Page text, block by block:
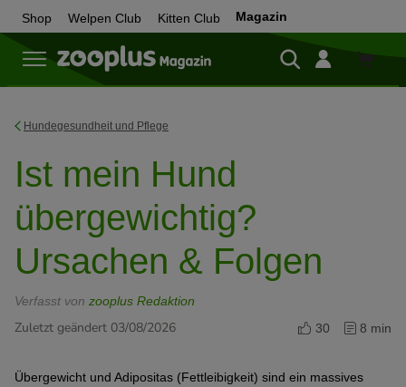
Shop Welpen Club Kitten Club Magazin
Zum
Hundegesundheit und Pflege
Ist mein Hund
übergewichtig?
Ursachen & Folgen
Verfasst von zooplus Redaktion
Zuletzt geändert 03/08/2026 30 8 min
Übergewicht und Adipositas (Fettleibigkeit) sind ein massives